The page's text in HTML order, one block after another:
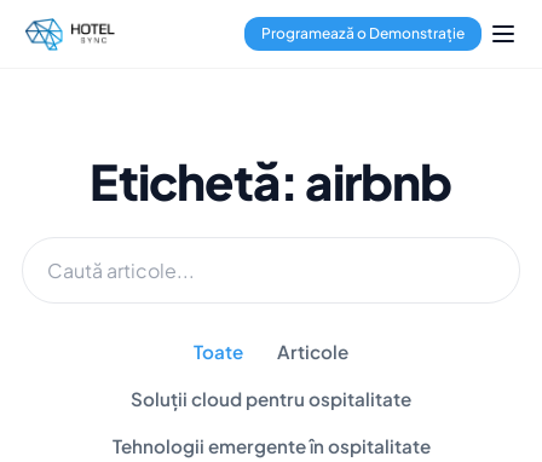
Programează o Demonstrație
Etichetă: airbnb
Toate Articole
Soluții cloud pentru ospitalitate
Tehnologii emergente în ospitalitate